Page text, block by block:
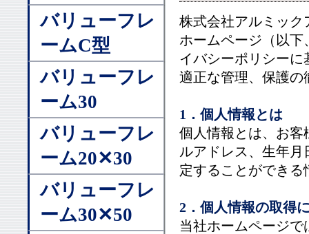
バリューフレ
ームC型
バリューフレ
ーム30
バリューフレ
ーム20✕30
バリューフレ
ーム30✕50
株式会社アルミック
ホームページ（以
イバシーポリシー
適正な管理、保護の
1．個人情報とは
個人情報とは、お客
ルアドレス、生年
定することができる
2．個人情報の取得
当社ホームページ